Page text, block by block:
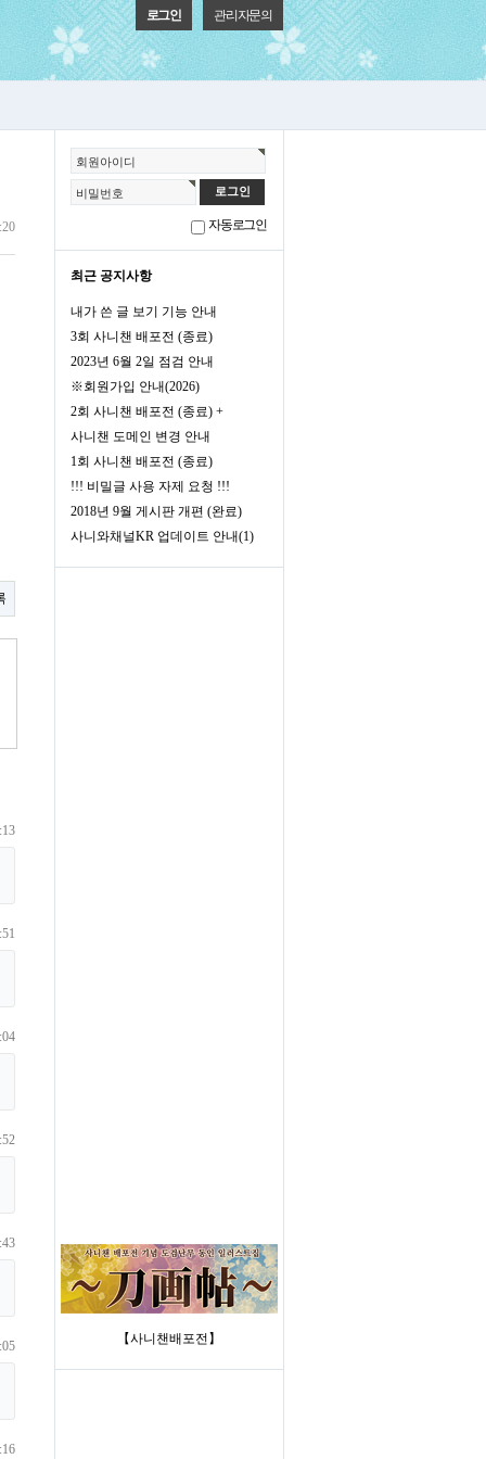
로그인 관리자문의
회원아이디
비밀번호
자동로그인
최근 공지사항
내가 쓴 글 보기 기능 안내
3회 사니챈 배포전 (종료)
2023년 6월 2일 점검 안내
※회원가입 안내(2026)
2회 사니챈 배포전 (종료) +
사니챈 도메인 변경 안내
1회 사니챈 배포전 (종료)
!!! 비밀글 사용 자제 요청 !!!
2018년 9월 게시판 개편 (완료)
사니와채널KR 업데이트 안내(1)
【사니챈배포전】